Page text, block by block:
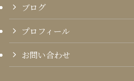
ブログ
プロフィール
お問い合わせ